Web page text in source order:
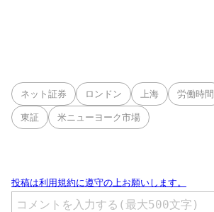
ネット証券 ロンドン 上海 労働時間
東証 米ニューヨーク市場